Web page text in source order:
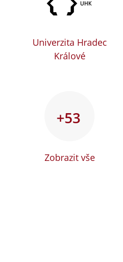
Univerzita Hradec
Králové
+53
Zobrazit vše